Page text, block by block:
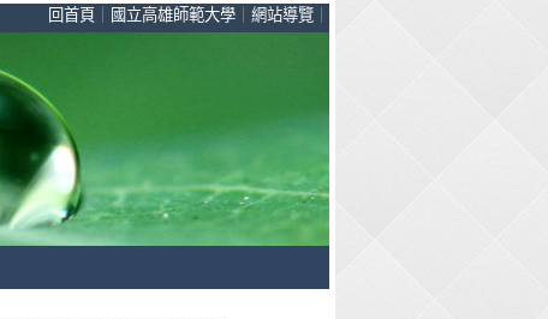
回首頁 國立高雄師範大學 網站導覽